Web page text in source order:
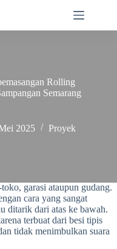
Rolling
Semarang
2025
Proyek
garasi ataupun gudang.
cara yang sangat
ditarik dari atas ke bawah.
terbuat dari besi tipis
tidak menimbulkan suara